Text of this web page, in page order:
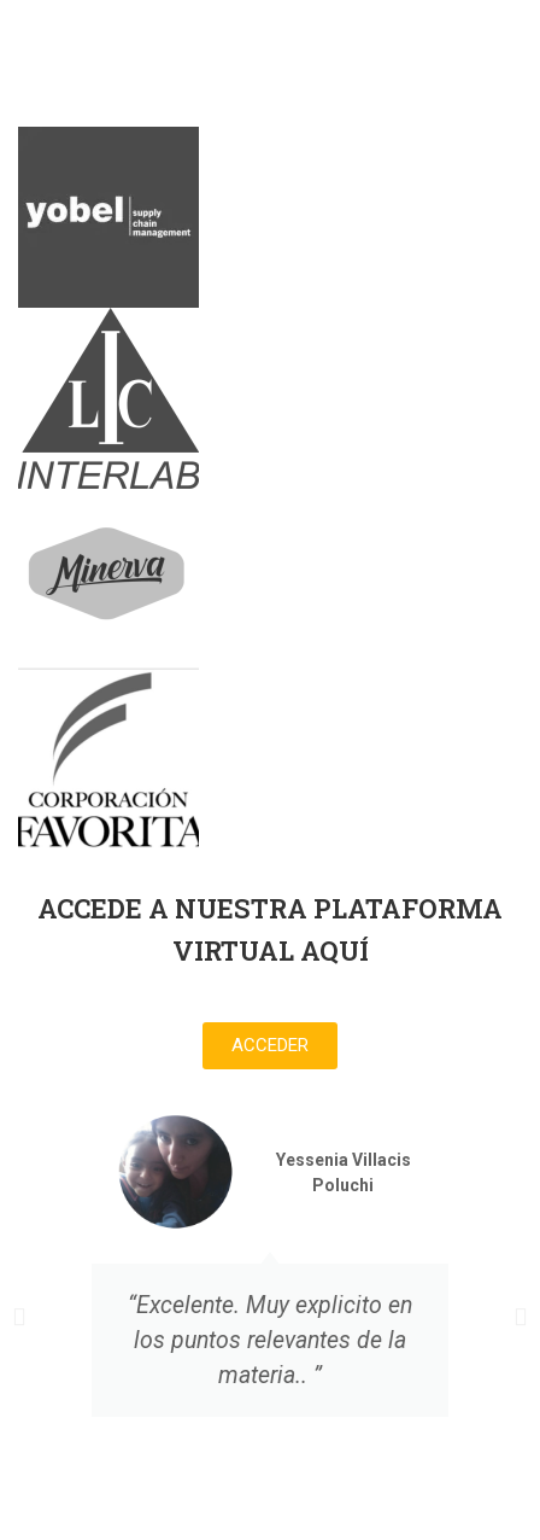
ACCEDE A NUESTRA PLATAFORMA
VIRTUAL AQUÍ
ACCEDER
“Excelente. Muy explicito en
los puntos relevantes de la
materia.. ”
Yessenia Villacis
Poluchi